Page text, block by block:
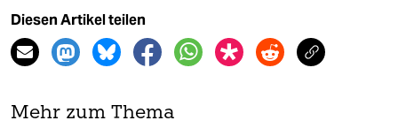
Diesen Artikel teilen
Mehr zum Thema